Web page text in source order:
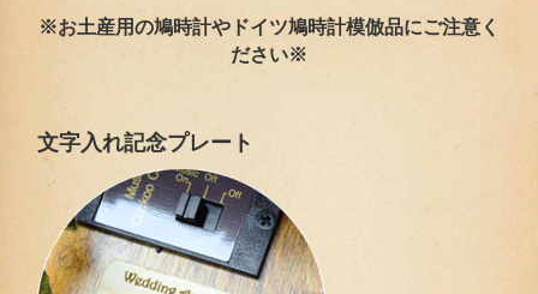
※お土産用の鳩時計やドイツ鳩時計模倣品にご注意く
ださい※
文字入れ記念プレート